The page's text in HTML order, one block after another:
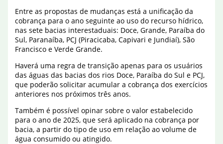
Entre as propostas de mudanças está a unificação da
cobrança para o ano seguinte ao uso do recurso hídrico,
nas sete bacias interestaduais: Doce, Grande, Paraíba do
Sul, Paranaíba, PCJ (Piracicaba, Capivari e Jundiaí), São
Francisco e Verde Grande.
Haverá uma regra de transição apenas para os usuários
das águas das bacias dos rios Doce, Paraíba do Sul e PCJ,
que poderão solicitar acumular a cobrança dos exercícios
anteriores nos próximos três anos.
Também é possível opinar sobre o valor estabelecido
para o ano de 2025, que será aplicado na cobrança por
bacia, a partir do tipo de uso em relação ao volume de
água consumido ou atingido.